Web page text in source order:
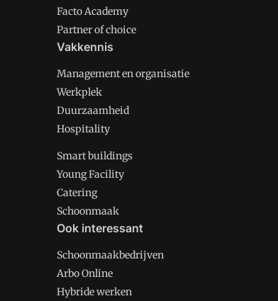
Facto Academy
Partner of choice
Vakkennis
Management en organisatie
Werkplek
Duurzaamheid
Hospitality
Smart buildings
Young Facility
Catering
Schoonmaak
Ook interessant
Schoonmaakbedrijven
Arbo Online
Hybride werken